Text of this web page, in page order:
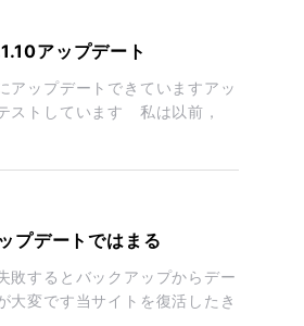
アップデート
アップデートできていますアッ
ストしています 私は以前，
プデートではまる
敗するとバックアップからデー
大変です当サイトを復活したき